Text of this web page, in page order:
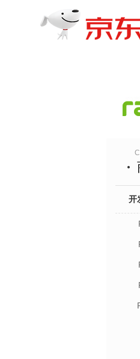
开